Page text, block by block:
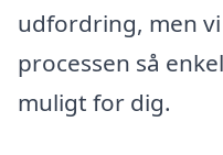
udfordring, men
processen så
muligt for dig.